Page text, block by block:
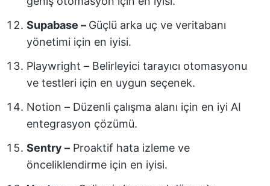
Supabase – Güçlü arka uç ve veritabanı
yönetimi için en iyisi.
Playwright – Belirleyici tarayıcı otomasyonu
ve testleri için en uygun seçenek.
Notion – Düzenli çalışma alanı için en iyi AI
entegrasyon çözümü.
Sentry – Proaktif hata izleme ve
önceliklendirme için en iyisi.